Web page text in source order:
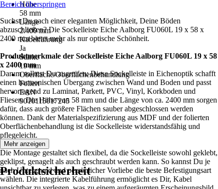
Höhe
58 mm
Länge
2.400 mm
Kabelführung
Ja
Stärke
19 mm
Oberfläche/Oberflächenbehandlung
Foliert
EAN
9010115017245
Bereich überspringen
Suchst Du nach einer eleganten Möglichkeit, Deine Böden
abzuschließen? Die Sockelleiste Eiche Aalborg FU060L 19 x 58 x
2400 mm bietet mehr als nur optische Schönheit.
Produktmerkmale der Sockelleiste Eiche Aalborg FU060L 19 x 58
x 2400 mm
Darum solltest Du zugreifen: Diese Sockelleiste in Eichenoptik schafft
einen harmonischen Übergang zwischen Wand und Boden und passt
hervorragend zu Laminat, Parkett, PVC, Vinyl, Korkboden und
Fliesen. Die Höhe von 58 mm und die Länge von ca. 2400 mm sorgen
dafür, dass auch größere Flächen sauber abgeschlossen werden
können. Dank der Materialspezifizierung aus MDF und der folierten
Oberflächenbehandlung ist die Sockelleiste widerstandsfähig und
pflegeleicht.
Die Montage gestaltet sich flexibel, da die Sockelleiste sowohl geklebt,
geklipst, genagelt als auch geschraubt werden kann. So kannst Du je
nach Untergrund und persönlicher Vorliebe die beste Befestigungsart
wählen. Die integrierte Kabelführung ermöglicht es Dir, Kabel
Mehr anzeigen
Produktsicherheit